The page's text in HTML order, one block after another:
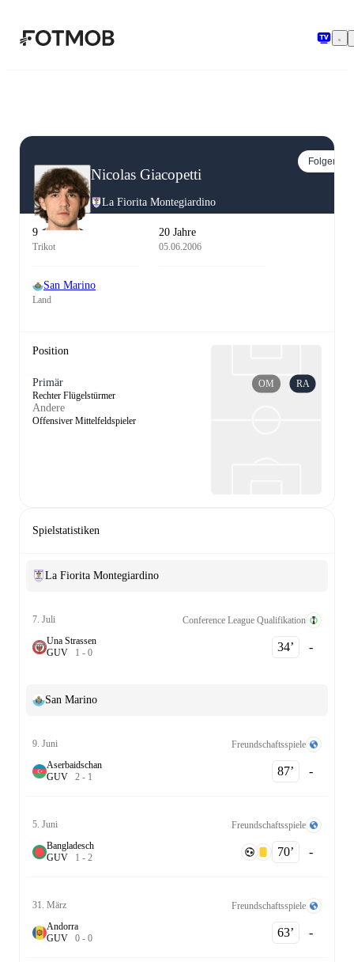
Nicolas Giacopetti
La Fiorita Montegiardino
Folgen
9
Trikot
20 Jahre
05.06.2006
San Marino
Land
Position
Primär
Rechter Flügelstürmer
Andere
Offensiver Mittelfeldspieler
OM RA
Spielstatistiken
La Fiorita Montegiardino
7. Juli
Conference League Qualifikation
Una Strassen
GUV 1 - 0 34‎’‎ -
San Marino
9. Juni
Freundschaftsspiele
Aserbaidschan
GUV 2 - 1 87‎’‎ -
5. Juni
Freundschaftsspiele
Bangladesch
GUV 1 - 2 70‎’‎ -
31. März
Freundschaftsspiele
Andorra
GUV 0 - 0 63‎’‎ -